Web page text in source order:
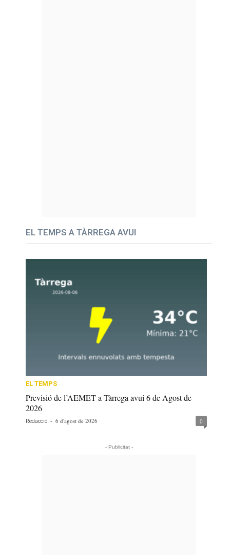
EL TEMPS A TÀRREGA AVUI
EL TEMPS
Previsió de l’AEMET a Tàrrega avui 6 de Agost de
2026
Redacció - 6 d'agost de 2026 0
- Publicitat -